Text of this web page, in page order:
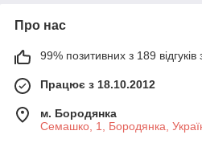
Про нас
99% позитивних з 189 відгуків
Працює з 18.10.2012
м. Бородянка
Семашко, 1, Бородянка,